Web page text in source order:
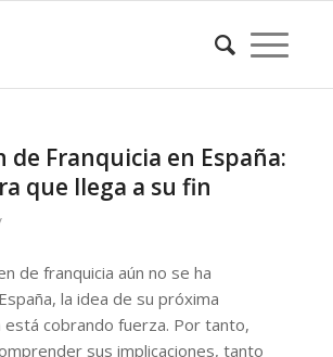
de Franquicia en España:
que llega a su fin
de franquicia aún no se ha
la idea de su próxima
está cobrando fuerza. Por tanto,
sus implicaciones, tanto